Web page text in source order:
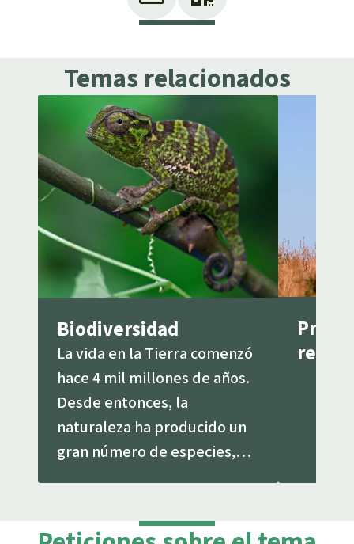
Temas relacionados
Biodiversidad
La vida en la Tierra comenzó
hace 4 mil millones de años.
Desde entonces, la
naturaleza ha producido un
gran número de especies,